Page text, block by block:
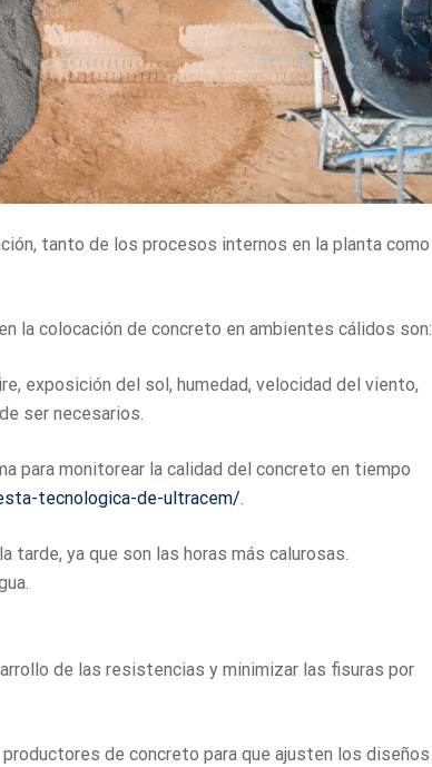
tanto de los procesos internos en la planta como
la colocación de concreto en ambientes cálidos son:
exposición del sol, humedad, velocidad del viento,
ser necesarios.
para monitorear la calidad del concreto en tiempo
tecnologica-de-ultracem/.
tarde, ya que son las horas más calurosas.
de las resistencias y minimizar las fisuras por
de concreto para que ajusten los diseños